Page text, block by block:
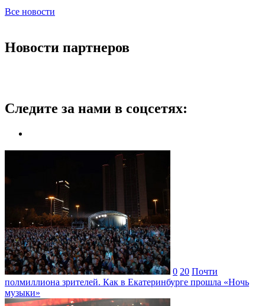
Все новости
Новости партнеров
Следите за нами в соцсетях:
0 20 Почти
полмиллиона зрителей. Как в Екатеринбурге прошла «Ночь
музыки»